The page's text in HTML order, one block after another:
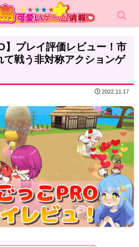
アクション
】プレイ評価レビュー！市
て戦う非対称アクションゲ
2022.11.17